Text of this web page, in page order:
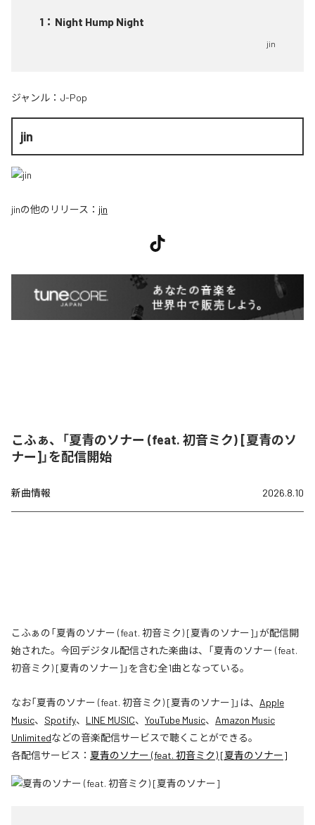
1 ： Night Hump Night
jin
ジャンル： J-Pop
jin
jinの他のリリース： jin
こふぁ、「夏青のソナー (feat. 初音ミク) [夏青のソ
ナー]」を配信開始
新曲情報 2026.8.10
こふぁの「夏青のソナー (feat. 初音ミク) [夏青のソナー]」が配信開
始された。今回デジタル配信された楽曲は、「夏青のソナー (feat.
初音ミク) [夏青のソナー]」を含む全1曲となっている。
なお「夏青のソナー (feat. 初音ミク) [夏青のソナー] 」は、 Apple
Music、 Spotify、 LINE MUSIC、 YouTube Music、 Amazon Music
Unlimitedなどの音楽配信サービスで聴くことができる。
各配信サービス： 夏青のソナー (feat. 初音ミク) [夏青のソナー]